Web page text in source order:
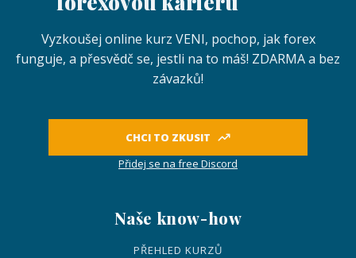
Vyzkoušej online kurz VENI, pochop, jak forex
funguje, a přesvědč se, jestli na to máš! ZDARMA a bez
závazků!
CHCI TO ZKUSIT
Přidej se na free Discord
Naše know-how
PŘEHLED KURZŮ